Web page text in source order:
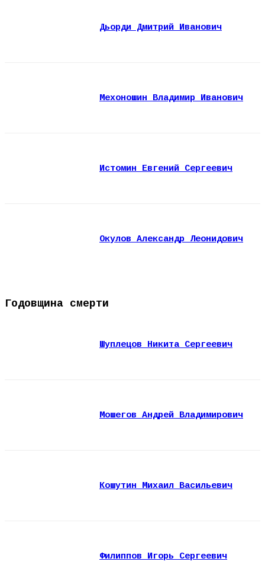
Дьорди Дмитрий Иванович
Мехоношин Владимир Иванович
Истомин Евгений Сергеевич
Окулов Александр Леонидович
Годовщина смерти
Шуплецов Никита Сергеевич
Мошегов Андрей Владимирович
Кошутин Михаил Васильевич
Филиппов Игорь Сергеевич